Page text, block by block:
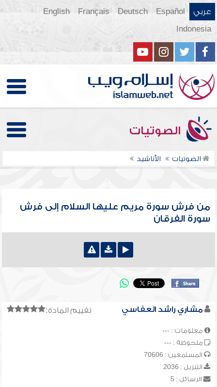
عربي Español
Deutsch
Français
English
Indonesia
الصوتيات
الصوتيات الأناشيد
من فرش سورة مريم عليها السلام إلى فرش
سورة الفرقان
تقييم المادة: مشاري راشد العفاسي
معلومات : ---
ملحوظة : ---
المستمعين : 70606
التنزيل : 2036
الرسائل : 5